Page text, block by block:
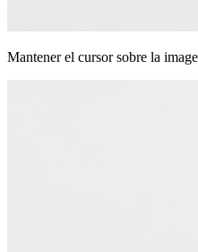
Mantener el cursor sobre la